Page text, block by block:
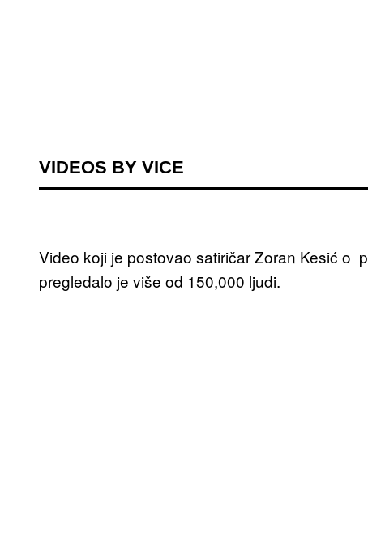
VIDEOS BY VICE
Video koji je postovao satiričar Zoran Kesić o
pregledalo je više od 150,000 ljudi.